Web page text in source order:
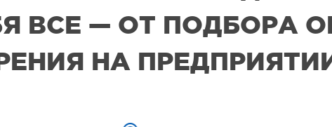
ВСЕ — ОТ ПОДБОРА
НА